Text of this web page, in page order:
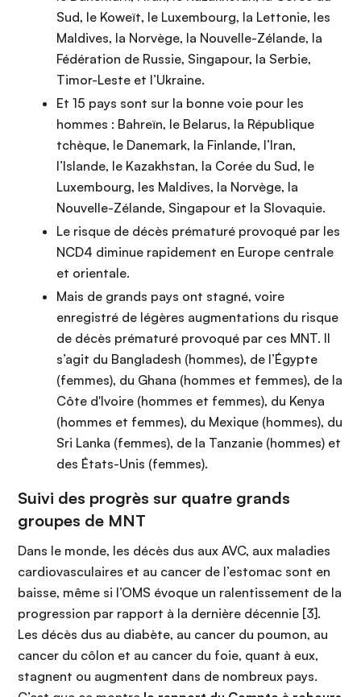
Sud, le Koweït, le Luxembourg, la Lettonie, les
Maldives, la Norvège, la Nouvelle-Zélande, la
Fédération de Russie, Singapour, la Serbie,
Timor-Leste et l’Ukraine.
Et 15 pays sont sur la bonne voie pour les
hommes : Bahreïn, le Belarus, la République
tchèque, le Danemark, la Finlande, l’Iran,
l’Islande, le Kazakhstan, la Corée du Sud, le
Luxembourg, les Maldives, la Norvège, la
Nouvelle-Zélande, Singapour et la Slovaquie.
Le risque de décès prématuré provoqué par les
NCD4 diminue rapidement en Europe centrale
et orientale.
Mais de grands pays ont stagné, voire
enregistré de légères augmentations du risque
de décès prématuré provoqué par ces MNT. Il
s’agit du Bangladesh (hommes), de l’Égypte
(femmes), du Ghana (hommes et femmes), de la
Côte d'Ivoire (hommes et femmes), du Kenya
(hommes et femmes), du Mexique (hommes), du
Sri Lanka (femmes), de la Tanzanie (hommes) et
des États-Unis (femmes).
Suivi des progrès sur quatre grands
groupes de MNT
Dans le monde, les décès dus aux AVC, aux maladies
cardiovasculaires et au cancer de l’estomac sont en
baisse, même si l’OMS évoque un ralentissement de la
progression par rapport à la dernière décennie [3].
Les décès dus au diabète, au cancer du poumon, au
cancer du côlon et au cancer du foie, quant à eux,
stagnent ou augmentent dans de nombreux pays.